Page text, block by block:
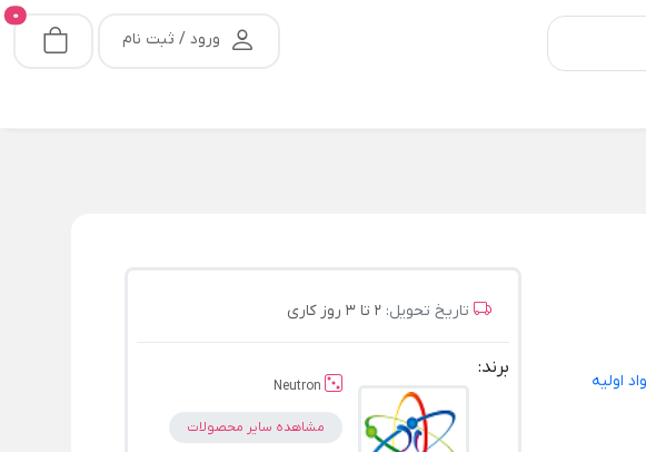
ورود / ثبت نام
0
اولیه
تاریخ تحویل: 2 تا 3 روز کاری
برند:
Neutron
مشاهده سایر محصولات